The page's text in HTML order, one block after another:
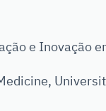
e Inovação